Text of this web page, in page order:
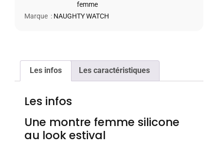
femme
Marque : NAUGHTY WATCH
Les infos Les caractéristiques
Les infos
Une montre femme silicone
au look estival